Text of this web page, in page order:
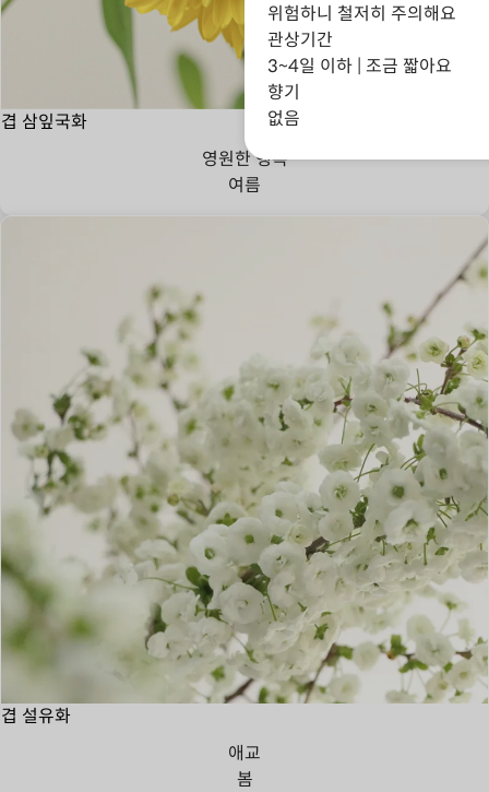
겹 삼잎국화
영원한 행복
여름
겹 설유화
애교
봄
사랑
위험하니 철저히 주의해요
관상기간
3~4일 이하 | 조금 짧아요
향기
없음